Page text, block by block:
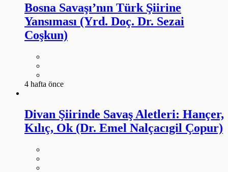
Bosna Savaşı’nın Türk Şiirine
Yansıması (Yrd. Doç. Dr. Sezai
Coşkun)
4 hafta önce
Divan Şiirinde Savaş Aletleri: Hançer,
Kılıç, Ok (Dr. Emel Nalçacıgil Çopur)